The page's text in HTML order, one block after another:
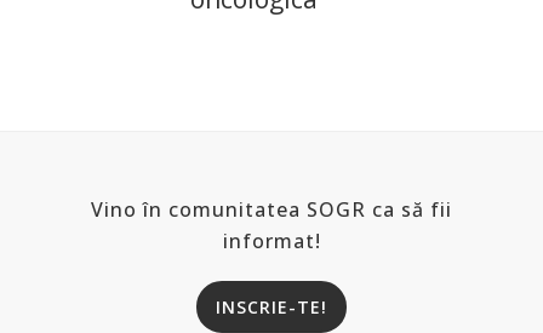
Vino în comunitatea SOGR ca să fii
informat!
INSCRIE-TE!